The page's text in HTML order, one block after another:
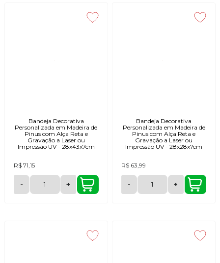
Bandeja Decorativa
Personalizada em Madeira de
Pinus com Alça Reta e
Gravação a Laser ou
Impressão UV - 28x43x7cm
R$ 71,15
- +
Bandeja Decorativa
Personalizada em Madeira de
Pinus com Alça Reta e
Gravação a Laser ou
Impressão UV - 28x28x7cm
R$ 63,99
- +